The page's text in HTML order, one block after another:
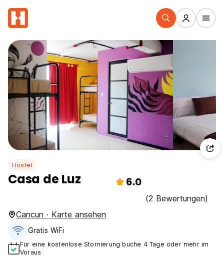
Hostel
Casa de Luz 6.0
(2 Bewertungen)
Cancun · Karte ansehen
Gratis WiFi
Für eine kostenlose Stornierung buche 4 Tage oder mehr im
Voraus